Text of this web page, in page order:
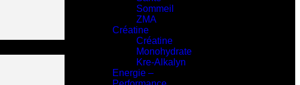
Sommeil
ZMA
Créatine
Créatine
Monohydrate
Kre-Alkalyn
Energie –